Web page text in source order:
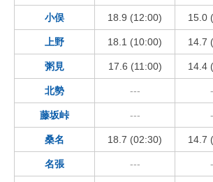
小俣 18.9 (12:00) 15.0
上野 18.1 (10:00) 14.7
粥見 17.6 (11:00) 14.4
北勢 ---
藤坂峠 ---
桑名 18.7 (02:30) 14.7
名張 ---